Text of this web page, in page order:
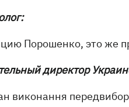
Порошенко, это же
директор
виконання